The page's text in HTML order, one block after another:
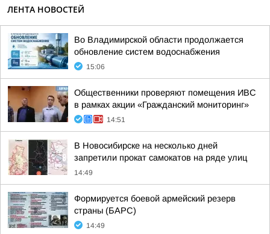
ЛЕНТА НОВОСТЕЙ
Во Владимирской области продолжается
обновление систем водоснабжения
15:06
Общественники проверяют помещения ИВС
в рамках акции «Гражданский мониторинг»
14:51
В Новосибирске на несколько дней
запретили прокат самокатов на ряде улиц
14:49
Формируется боевой армейский резерв
страны (БАРС)
14:49